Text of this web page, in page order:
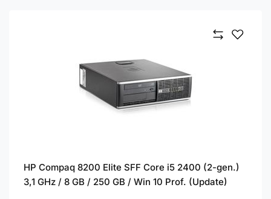
HP Compaq 8200 Elite SFF Core i5 2400 (2-gen.)
3,1 GHz / 8 GB / 250 GB / Win 10 Prof. (Update)